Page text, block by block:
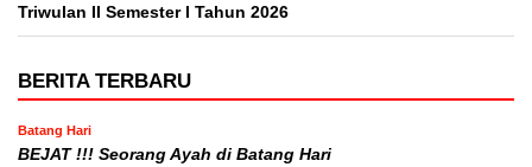
Triwulan II Semester I Tahun 2026
BERITA TERBARU
Batang Hari
BEJAT !!! Seorang Ayah di Batang Hari